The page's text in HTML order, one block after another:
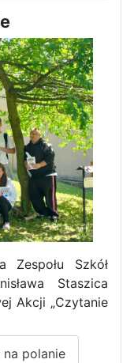
Szkół
Staszica
Akcji „Czytanie
polanie